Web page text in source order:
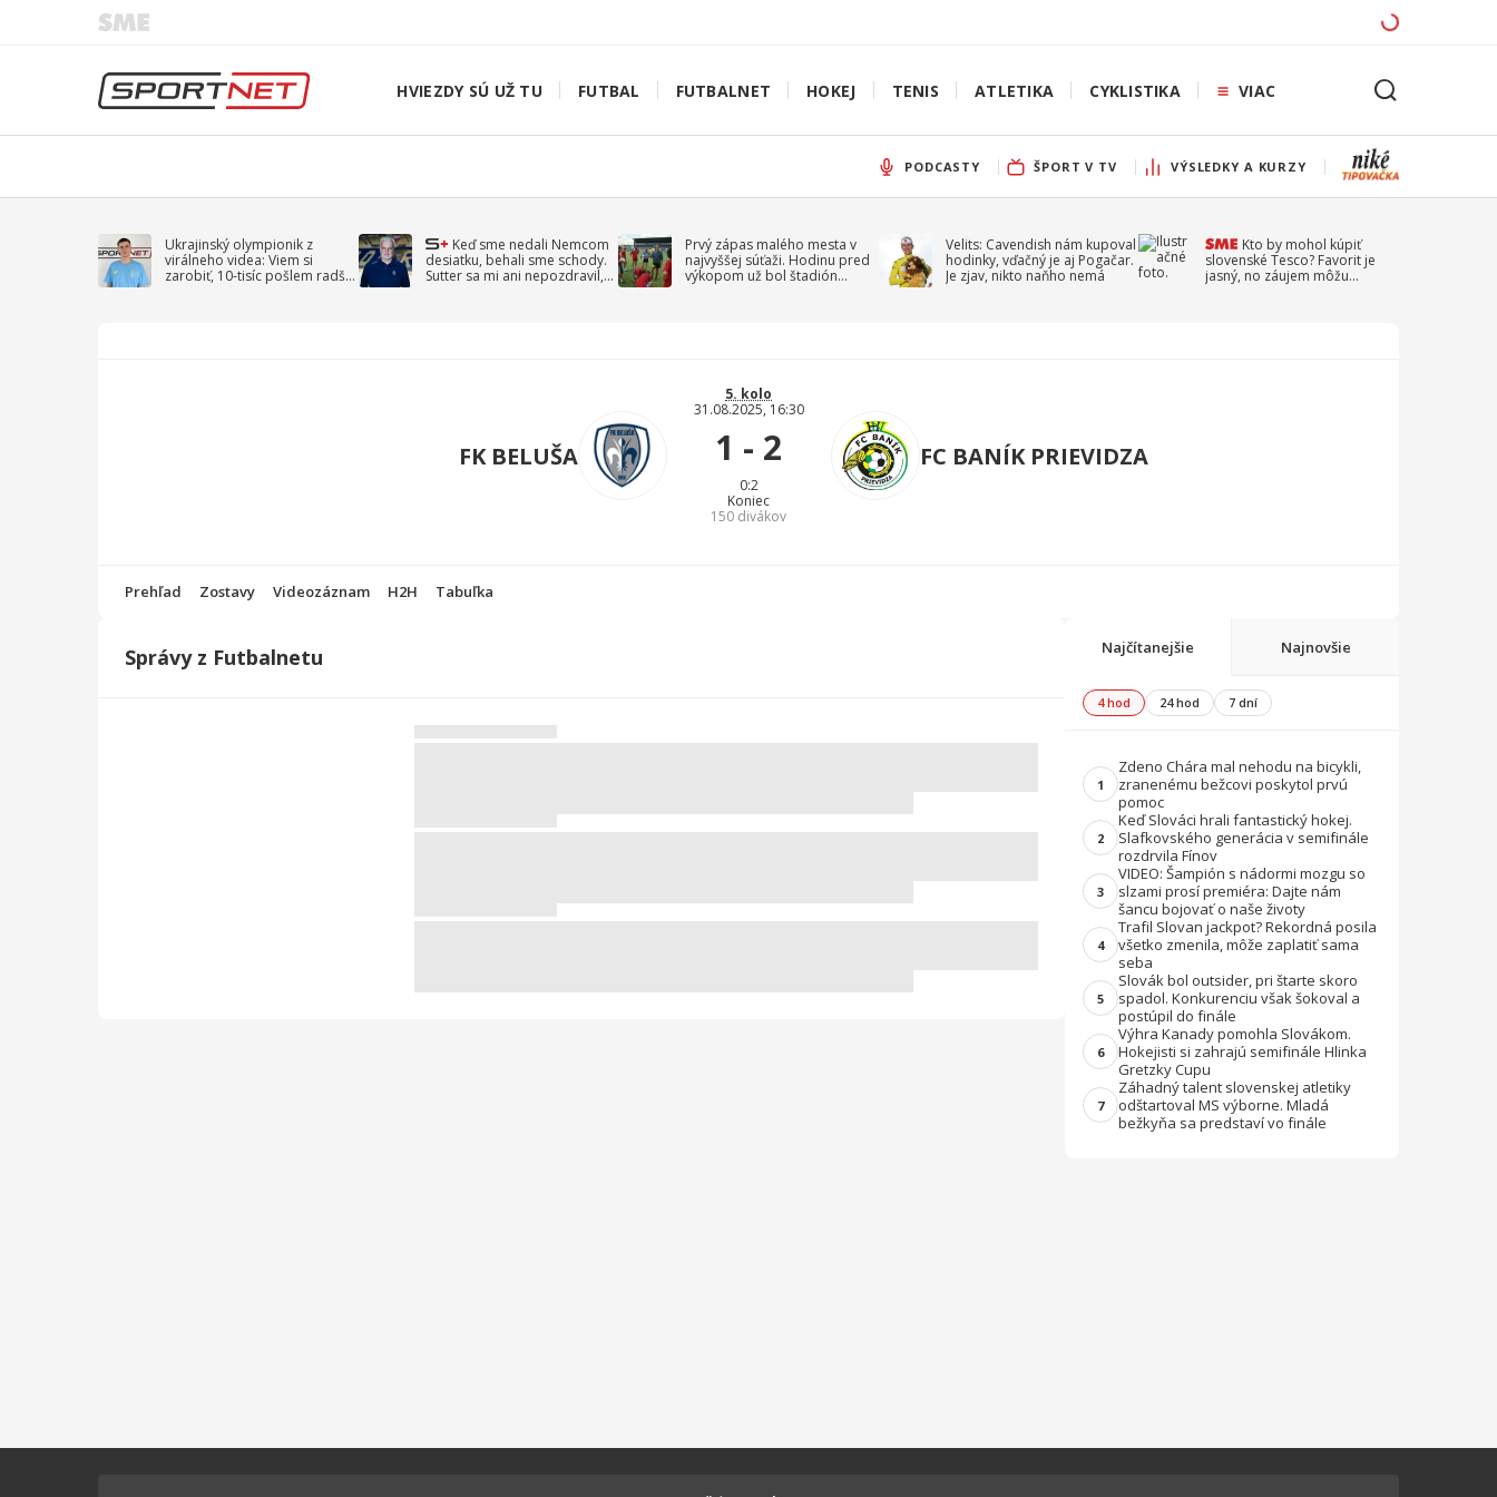
HVIEZDY SÚ UŽ TU FUTBAL FUTBALNET HOKEJ TENIS ATLETIKA CYKLISTIKA VIAC
PODCASTY ŠPORT V TV VÝSLEDKY A KURZY
Ukrajinský olympionik z
virálneho videa: Viem si
zarobiť, 10-tisíc pošlem radšej
Keď sme nedali Nemcom
desiatku, behali sme schody.
Sutter sa mi ani nepozdravil,
Prvý zápas malého mesta v
najvyššej súťaži. Hodinu pred
výkopom už bol štadión
Velits: Cavendish nám kupoval
hodinky, vďačný je aj Pogačar.
Je zjav, nikto naňho nemá
Kto by mohol kúpiť
slovenské Tesco? Favorit je
jasný, no záujem môžu
FK BELUŠA
5. kolo
31.08.2025, 16:30
1 - 2
0:2
Koniec
150 divákov
FC BANÍK PRIEVIDZA
Prehľad Zostavy Videozáznam H2H Tabuľka
Správy z Futbalnetu Najčítanejšie Najnovšie
4 hod 24 hod 7 dní
1
Zdeno Chára mal nehodu na bicykli,
zranenému bežcovi poskytol prvú
pomoc
2
Keď Slováci hrali fantastický hokej.
Slafkovského generácia v semifinále
rozdrvila Fínov
3
VIDEO: Šampión s nádormi mozgu so
slzami prosí premiéra: Dajte nám
šancu bojovať o naše životy
4
Trafil Slovan jackpot? Rekordná posila
všetko zmenila, môže zaplatiť sama
seba
5
Slovák bol outsider, pri štarte skoro
spadol. Konkurenciu však šokoval a
postúpil do finále
6
Výhra Kanady pomohla Slovákom.
Hokejisti si zahrajú semifinále Hlinka
Gretzky Cupu
7
Záhadný talent slovenskej atletiky
odštartoval MS výborne. Mladá
bežkyňa sa predstaví vo finále